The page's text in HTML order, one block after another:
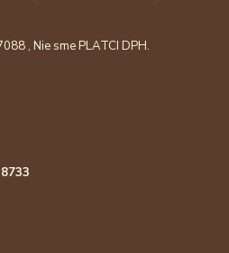
, Nie sme PLATCI DPH.
0070 5223 8733